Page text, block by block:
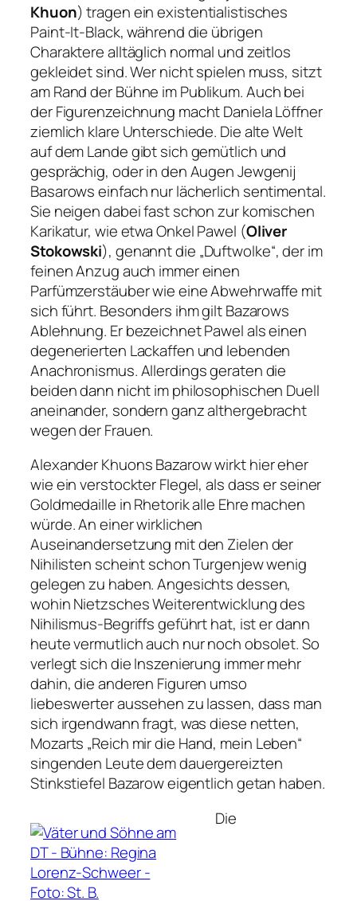
Khuon) tragen ein existentialistisches
Paint-It-Black, während die übrigen
Charaktere alltäglich normal und zeitlos
gekleidet sind. Wer nicht spielen muss, sitzt
am Rand der Bühne im Publikum. Auch bei
der Figurenzeichnung macht Daniela Löffner
ziemlich klare Unterschiede. Die alte Welt
auf dem Lande gibt sich gemütlich und
gesprächig, oder in den Augen Jewgenij
Basarows einfach nur lächerlich sentimental.
Sie neigen dabei fast schon zur komischen
Karikatur, wie etwa Onkel Pawel (Oliver
Stokowski), genannt die „Duftwolke“, der im
feinen Anzug auch immer einen
Parfümzerstäuber wie eine Abwehrwaffe mit
sich führt. Besonders ihm gilt Bazarows
Ablehnung. Er bezeichnet Pawel als einen
degenerierten Lackaffen und lebenden
Anachronismus. Allerdings geraten die
beiden dann nicht im philosophischen Duell
aneinander, sondern ganz althergebracht
wegen der Frauen.
Alexander Khuons Bazarow wirkt hier eher
wie ein verstockter Flegel, als dass er seiner
Goldmedaille in Rhetorik alle Ehre machen
würde. An einer wirklichen
Auseinandersetzung mit den Zielen der
Nihilisten scheint schon Turgenjew wenig
gelegen zu haben. Angesichts dessen,
wohin Nietzsches Weiterentwicklung des
Nihilismus-Begriffs geführt hat, ist er dann
heute vermutlich auch nur noch obsolet. So
verlegt sich die Inszenierung immer mehr
dahin, die anderen Figuren umso
liebeswerter aussehen zu lassen, dass man
sich irgendwann fragt, was diese netten,
Mozarts „Reich mir die Hand, mein Leben“
singenden Leute dem dauergereizten
Stinkstiefel Bazarow eigentlich getan haben.
Die